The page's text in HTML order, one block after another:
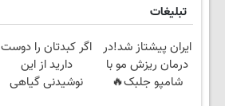
تبلیغات
ایران پیشتاز شد!در
درمان ریزش مو با
شامپو جلبک🔥
اگر کبدتان را دوست
دارید از این
نوشیدنی گیاهی